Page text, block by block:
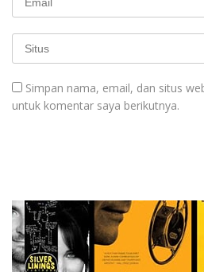
Simpan nama, email, dan situs
untuk komentar saya berikutnya.